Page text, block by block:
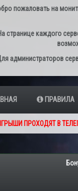
пожаловать на
странице каждого
администраторов
ПРАВИЛА
ПРОХОДЯТ В